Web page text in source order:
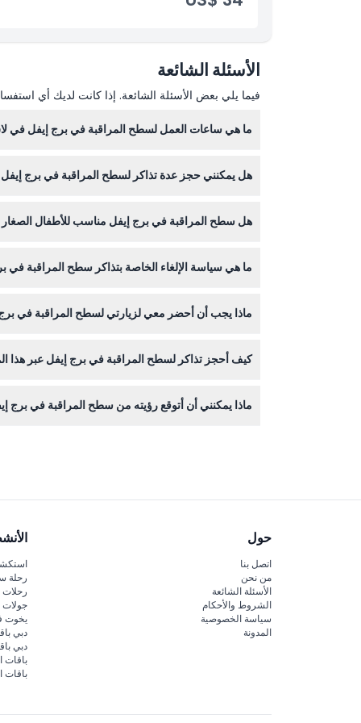
الأسئلة الشائعة
فيما يلي بعض الأسئلة الشائعة. إذا كانت لديك أي
ما هي ساعات العمل لسطح المراقبة في برج إيفل في
التأكد عند الحجز).
هل يمكنني حجز عدة تذاكر لسطح المراقبة في برج
هل سطح المراقبة في برج إيفل مناسب للأطفال
مرة، لذا يرجى أخذ ذلك في الاعتبار عند تخطيط
ما هي سياسة الإلغاء الخاصة بتذاكر سطح المراقبة في
ماذا يجب أن أحضر معي لزيارتي لسطح المراقبة في
كيف أحجز تذاكر لسطح المراقبة في برج إيفل عبر هذا
ماذا يمكنني أن أتوقع رؤيته من سطح المراقبة في
حول
اتصل بنا
من نحن
الأسئلة الشائعة
الشروط والأحكام
سياسة الخصوصية
المدونة
رحلة
رحلات
جولات
يخوت
دبي
دبي
باقات
باقات